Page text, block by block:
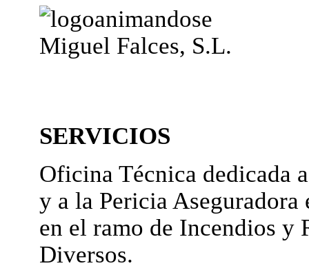
Miguel Falces, S.L.
SERVICIOS
Oficina Técnica dedicada
y a la Pericia Aseguradora
en el ramo de Incendios y
Diversos.